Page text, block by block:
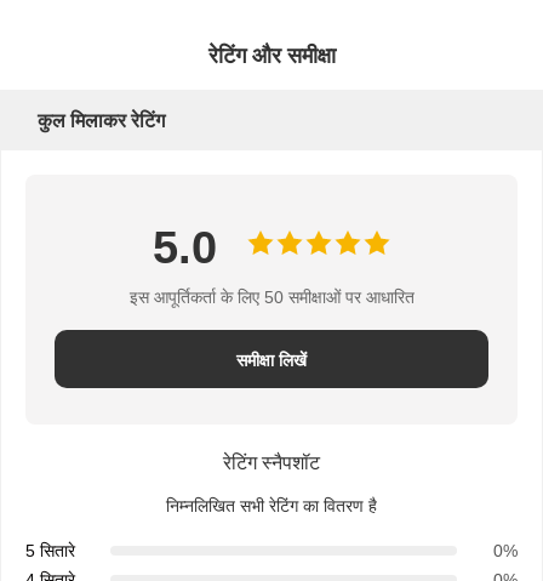
साइटमैप
रेटिंग और समीक्षा
कुल मिलाकर रेटिंग
5.0
इस आपूर्तिकर्ता के लिए 50 समीक्षाओं पर आधारित
समीक्षा लिखें
रेटिंग स्नैपशॉट
निम्नलिखित सभी रेटिंग का वितरण है
5 सितारे
0%